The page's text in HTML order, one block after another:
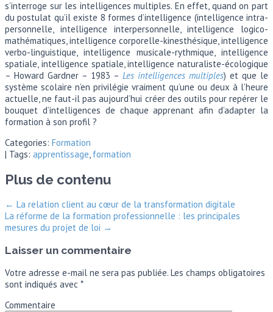
s’interroge sur les intelligences multiples. En effet, quand on part
du postulat qu’il existe 8 formes d’intelligence (intelligence intra-
personnelle, intelligence interpersonnelle, intelligence logico-
mathématiques, intelligence corporelle-kinesthésique, intelligence
verbo-linguistique, intelligence musicale-rythmique, intelligence
spatiale, intelligence spatiale, intelligence naturaliste-écologique
– Howard Gardner – 1983 – Les intelligences multiples) et que le
système scolaire n’en privilégie vraiment qu’une ou deux à l’heure
actuelle, ne faut-il pas aujourd’hui créer des outils pour repérer le
bouquet d’intelligences de chaque apprenant afin d’adapter la
formation à son profil ?
Categories: Formation
| Tags: apprentissage, formation
Plus de contenu
← La relation client au cœur de la transformation digitale
La réforme de la formation professionnelle : les principales
mesures du projet de loi →
Laisser un commentaire
Votre adresse e-mail ne sera pas publiée. Les champs obligatoires
sont indiqués avec *
Commentaire